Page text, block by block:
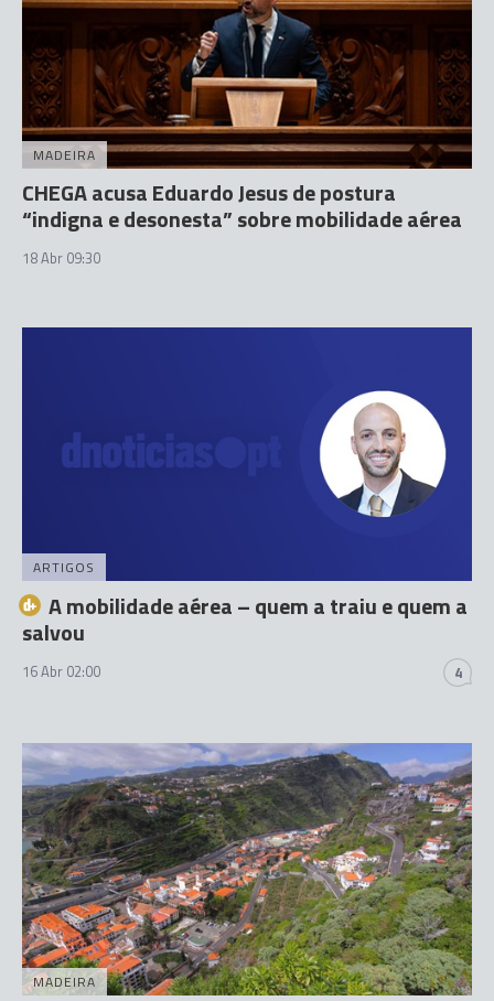
MADEIRA
CHEGA acusa Eduardo Jesus de postura
“indigna e desonesta” sobre mobilidade aérea
18 Abr 09:30
ARTIGOS
A mobilidade aérea – quem a traiu e quem a
salvou
16 Abr 02:00 4
MADEIRA